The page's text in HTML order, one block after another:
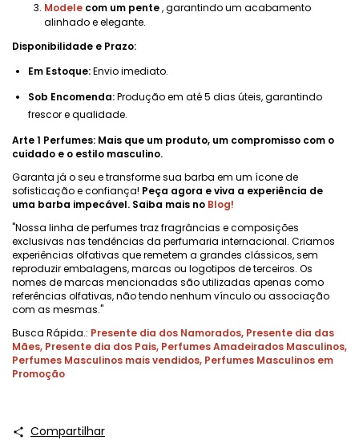
Modele com um pente, garantindo um acabamento
alinhado e elegante.
Disponibilidade e Prazo:
Em Estoque:Envio imediato.
Sob Encomenda:Produção em até 5 dias úteis, garantindo
frescor e qualidade.
Arte 1 Perfumes: Mais que um produto, um compromisso com o
cuidado e o estilo masculino.
Garanta já o seu e transforme sua barba em um ícone de
sofisticação e confiança! Peça agora e viva a experiência de
uma barba impecável. Saiba mais no Blog!
"Nossa linha de perfumes traz fragrâncias e composições
exclusivas nas tendências da perfumaria internacional. Criamos
experiências olfativas que remetem a grandes clássicos, sem
reproduzir embalagens, marcas ou logotipos de terceiros. Os
nomes de marcas mencionadas são utilizadas apenas como
referências olfativas, não tendo nenhum vínculo ou associação
com as mesmas."
Busca Rápida.: Presente dia dos Namorados, Presente dia das
Mães, Presente dia dos Pais, Perfumes Amadeirados Masculinos,
Perfumes Masculinos mais vendidos, Perfumes Masculinos em
Promoção
Compartilhar